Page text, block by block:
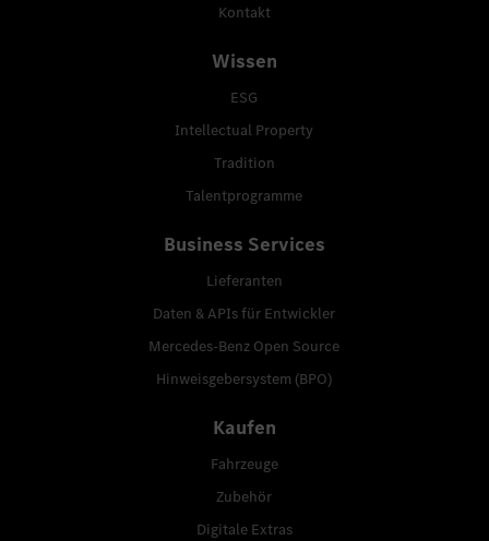
Kontakt
Wissen
ESG
Intellectual Property
Tradition
Talentprogramme
Business Services
Lieferanten
Daten & APIs für Entwickler
Mercedes-Benz Open Source
Hinweisgebersystem (BPO)
Kaufen
Fahrzeuge
Zubehör
Digitale Extras